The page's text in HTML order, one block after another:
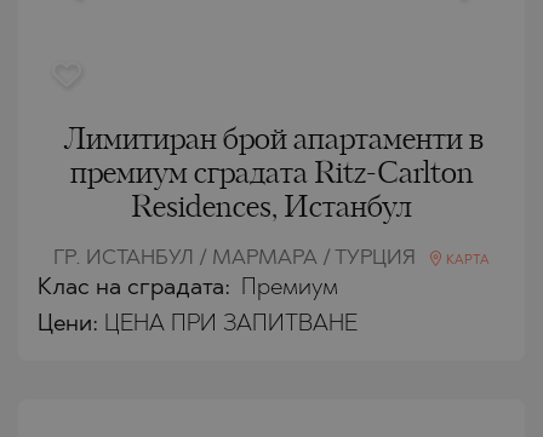
Лимитиран брой апартаменти в
премиум сградата Ritz-Carlton
Residences, Истанбул
ГР. ИСТАНБУЛ / МАРМАРА / ТУРЦИЯ КАРТА
Клас на сградата: Премиум
Цени: ЦЕНА ПРИ ЗАПИТВАНЕ